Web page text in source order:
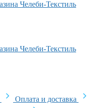
Оплата и доставка